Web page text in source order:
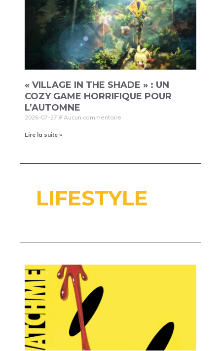
« VILLAGE IN THE SHADE » : UN
COZY GAME HORRIFIQUE POUR
L’AUTOMNE
2026-07-27 Aucun commentaire
Lire la suite »
LIFESTYLE